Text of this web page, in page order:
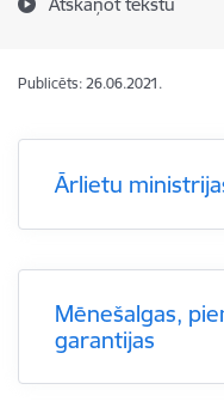
Publicēts: 26.06.2021.
Ārlietu
Mēnešalgas,
garantijas